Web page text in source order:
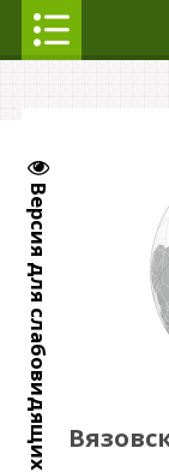
Версия для слабовидящих